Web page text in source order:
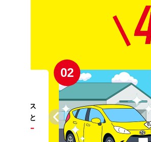
ガソリンス
すること
リー
02